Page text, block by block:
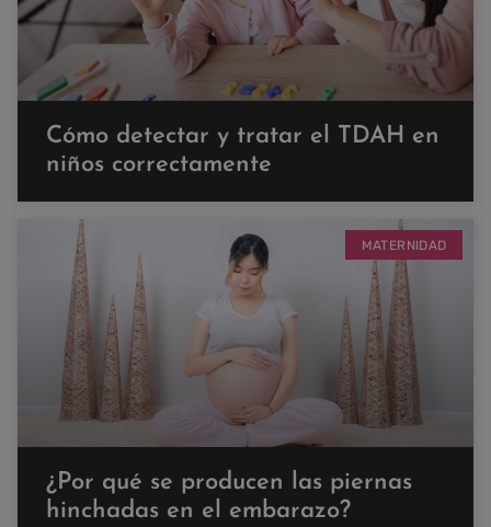
Cómo detectar y tratar el TDAH en
niños correctamente
MATERNIDAD
¿Por qué se producen las piernas
hinchadas en el embarazo?